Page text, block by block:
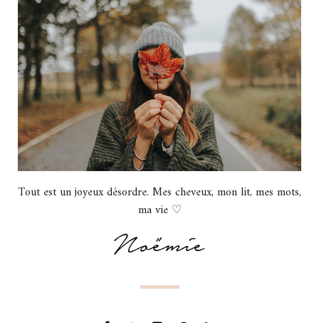
Tout est un joyeux désordre. Mes cheveux, mon lit, mes mots,
ma vie ♡